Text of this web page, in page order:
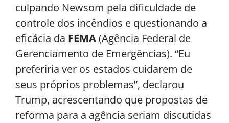
culpando Newsom pela dificuldade de
controle dos incêndios e questionando a
eficácia da FEMA(Agência Federal de
Gerenciamento de Emergências). “Eu
preferiria ver os estados cuidarem de
seus próprios problemas”, declarou
Trump, acrescentando que propostas de
reforma para a agência seriam discutidas